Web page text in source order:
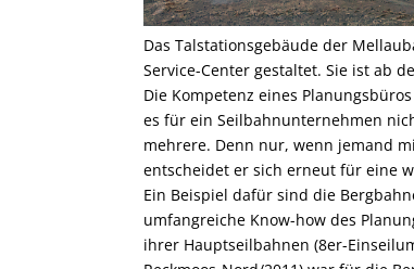
Das Talstationsgebäude der
Service-Center gestaltet. Sie ist ab
Die Kompetenz eines
es für ein Seilbahnunternehmen
mehrere. Denn nur, wenn jemand
entscheidet er sich erneut für eine
Ein Beispiel dafür sind die
umfangreiche Know-how des
ihrer Hauptseilbahnen (8er-